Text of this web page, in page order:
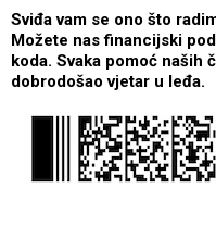
Sviđa vam se ono što
Možete nas financijski
koda. Svaka pomoć naših
dobrodošao vjetar u leđa.